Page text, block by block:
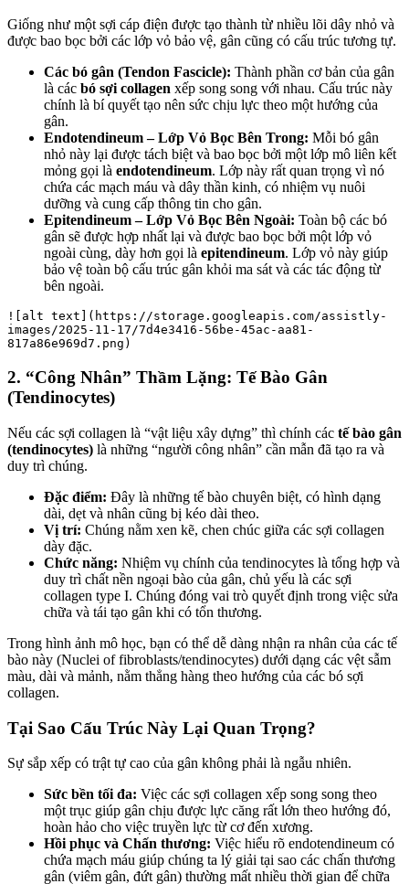
Giống như một sợi cáp điện được tạo thành từ nhiều lõi dây nhỏ và
được bao bọc bởi các lớp vỏ bảo vệ, gân cũng có cấu trúc tương tự.
Các bó gân (Tendon Fascicle): Thành phần cơ bản của gân
là các bó sợi collagen xếp song song với nhau. Cấu trúc này
chính là bí quyết tạo nên sức chịu lực theo một hướng của
gân.
Endotendineum – Lớp Vỏ Bọc Bên Trong: Mỗi bó gân
nhỏ này lại được tách biệt và bao bọc bởi một lớp mô liên kết
mỏng gọi là endotendineum. Lớp này rất quan trọng vì nó
chứa các mạch máu và dây thần kinh, có nhiệm vụ nuôi
dưỡng và cung cấp thông tin cho gân.
Epitendineum – Lớp Vỏ Bọc Bên Ngoài: Toàn bộ các bó
gân sẽ được hợp nhất lại và được bao bọc bởi một lớp vỏ
ngoài cùng, dày hơn gọi là epitendineum. Lớp vỏ này giúp
bảo vệ toàn bộ cấu trúc gân khỏi ma sát và các tác động từ
bên ngoài.
![alt text](https://storage.googleapis.com/assistly-
images/2025-11-17/7d4e3416-56be-45ac-aa81-
817a86e969d7.png)
2. “Công Nhân” Thầm Lặng: Tế Bào Gân
(Tendinocytes)
Nếu các sợi collagen là “vật liệu xây dựng” thì chính các tế bào gân
(tendinocytes) là những “người công nhân” cần mẫn đã tạo ra và
duy trì chúng.
Đặc điểm: Đây là những tế bào chuyên biệt, có hình dạng
dài, dẹt và nhân cũng bị kéo dài theo.
Vị trí: Chúng nằm xen kẽ, chen chúc giữa các sợi collagen
dày đặc.
Chức năng: Nhiệm vụ chính của tendinocytes là tổng hợp và
duy trì chất nền ngoại bào của gân, chủ yếu là các sợi
collagen type I. Chúng đóng vai trò quyết định trong việc sửa
chữa và tái tạo gân khi có tổn thương.
Trong hình ảnh mô học, bạn có thể dễ dàng nhận ra nhân của các tế
bào này (Nuclei of fibroblasts/tendinocytes) dưới dạng các vệt sẫm
màu, dài và mảnh, nằm thẳng hàng theo hướng của các bó sợi
collagen.
Tại Sao Cấu Trúc Này Lại Quan Trọng?
Sự sắp xếp có trật tự cao của gân không phải là ngẫu nhiên.
Sức bền tối đa: Việc các sợi collagen xếp song song theo
một trục giúp gân chịu được lực căng rất lớn theo hướng đó,
hoàn hảo cho việc truyền lực từ cơ đến xương.
Hồi phục và Chấn thương: Việc hiểu rõ endotendineum có
chứa mạch máu giúp chúng ta lý giải tại sao các chấn thương
gân (viêm gân, đứt gân) thường mất nhiều thời gian để chữa